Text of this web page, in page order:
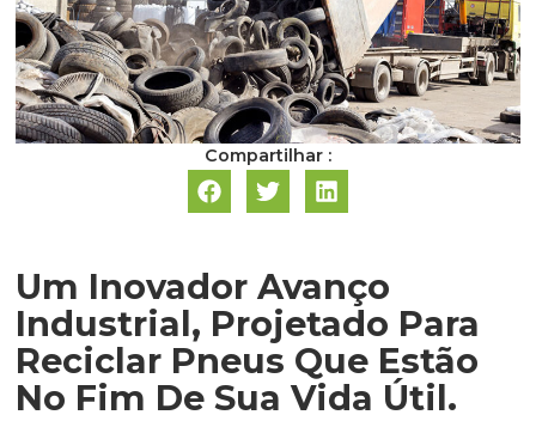
Compartilhar :
Um Inovador Avanço
Industrial, Projetado Para
Reciclar Pneus Que Estão
No Fim De Sua Vida Útil.